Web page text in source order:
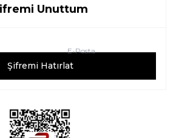
Unuttum
E-Posta
Şifremi Hatırlat